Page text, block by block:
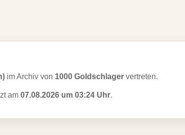
im Archiv von 1000 Goldschlager vertreten.
am 07.08.2026 um 03:24 Uhr.